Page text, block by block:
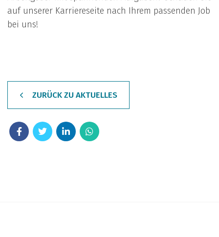
auf unserer Karriereseite nach Ihrem passenden Job
bei uns!
ZURÜCK ZU AKTUELLES